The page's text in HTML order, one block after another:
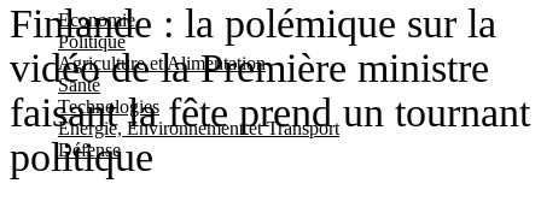
Economie
Politique
Agriculture et Alimentation
Santé
Technologies
Energie, Environnement et Transport
Défense
Finlande : la polémique sur la
vidéo de la Première ministre
faisant la fête prend un tournant
politique